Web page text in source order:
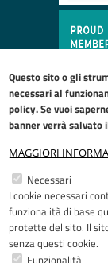
Questo sito o gli
necessari al
policy. Se vuoi
banner verrà salvato
MAGGIORI
Necessari
I cookie necessari
funzionalità di base
protette del sito. Il
senza questi cookie.
Funzionalità